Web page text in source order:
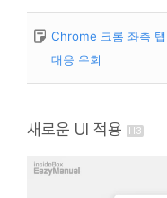
Chrome 크롬 좌측
대응 우회
새로운 UI 적용